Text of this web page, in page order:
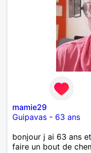
mamie29
Guipavas - 63 ans
bonjour j ai 63 ans
faire un bout de